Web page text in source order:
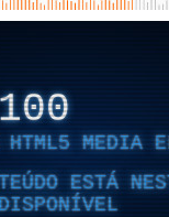
100
HTML5 MEDIA
ESTÁ